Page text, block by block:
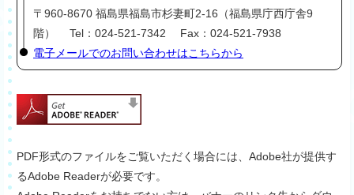
〒960-8670 福島県福島市杉妻町2-16（福島県庁西庁舎9
階） Tel：024-521-7342 Fax：024-521-7938
電子メールでのお問い合わせはこちらから
PDF形式のファイルをご覧いただく場合には、Adobe社が提供す
るAdobe Readerが必要です。